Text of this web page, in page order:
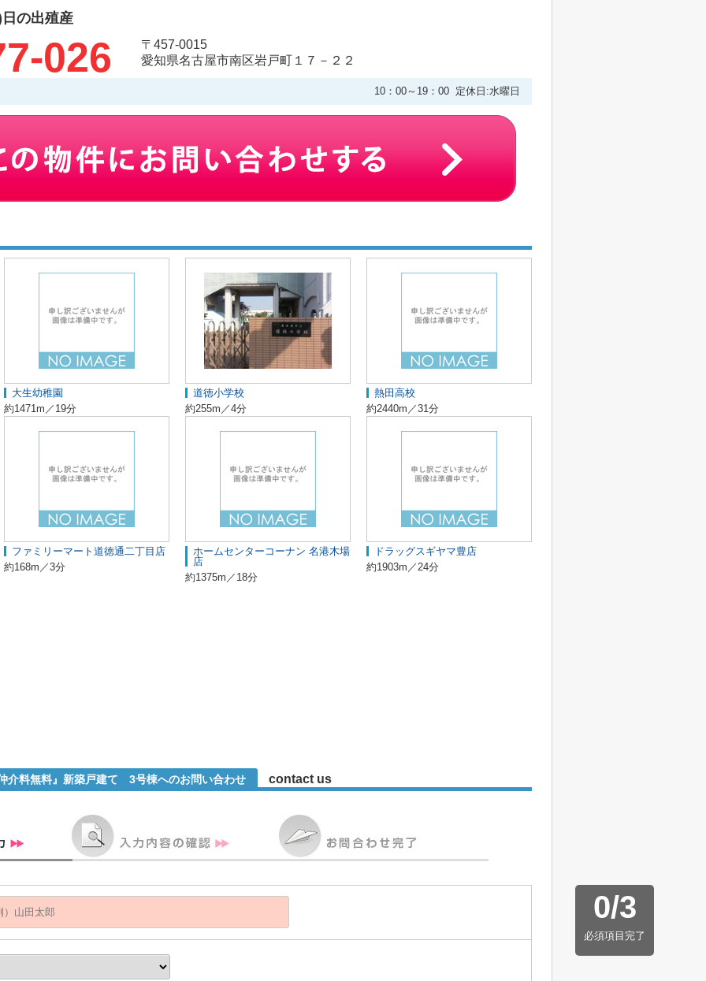
の出殖産
026
〒457-0015
愛知県名古屋市南区岩戸町１７－２２
10：00～19：00 定休日:水曜日
大生幼稚園
約1471m／19分
道徳小学校
約255m／4分
熱田高校
約2440m／31分
ファミリーマート道徳通二丁目店
約168m／3分
ホームセンターコーナン 名港木場
店
約1375m／18分
ドラッグスギヤマ豊店
約1903m／24分
介料無料』新築戸建て 3号棟へのお問い合わせ contact us
0/3
必須項目完了